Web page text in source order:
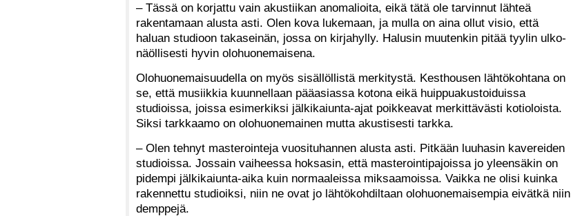
– Tässä on korjattu vain akustiikan anomalioita, eikä tätä ole tarvinnut lähteä
rakentamaan alusta asti. Olen kova lukemaan, ja mulla on aina ollut visio, että
haluan studioon takaseinän, jossa on kirjahylly. Halusin muutenkin pitää tyylin ulko-
näöllisesti hyvin olohuonemaisena.
Olohuonemaisuudella on myös sisällöllistä merkitystä. Kesthousen lähtökohtana on
se, että musiikkia kuunnellaan pääasiassa kotona eikä huippuakustoiduissa
studioissa, joissa esimerkiksi jälkikaiunta-ajat poikkeavat merkittävästi kotioloista.
Siksi tarkkaamo on olohuonemainen mutta akustisesti tarkka.
– Olen tehnyt masterointeja vuosituhannen alusta asti. Pitkään luuhasin kavereiden
studioissa. Jossain vaiheessa hoksasin, että masterointipajoissa jo yleensäkin on
pidempi jälkikaiunta-aika kuin normaaleissa miksaamoissa. Vaikka ne olisi kuinka
rakennettu studioiksi, niin ne ovat jo lähtökohdiltaan olohuonemaisempia eivätkä niin
demppejä.